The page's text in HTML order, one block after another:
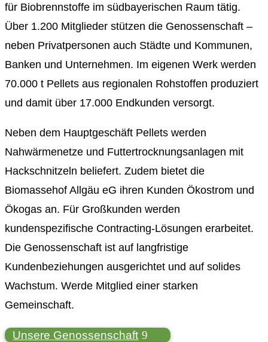
für Biobrennstoffe im südbayerischen Raum tätig.
Über 1.200 Mitglieder stützen die Genossenschaft –
neben Privatpersonen auch Städte und Kommunen,
Banken und Unternehmen. Im eigenen Werk werden
70.000 t Pellets aus regionalen Rohstoffen produziert
und damit über 17.000 Endkunden versorgt.
Neben dem Hauptgeschäft Pellets werden
Nahwärmenetze und Futtertrocknungsanlagen mit
Hackschnitzeln beliefert. Zudem bietet die
Biomassehof Allgäu eG ihren Kunden Ökostrom und
Ökogas an. Für Großkunden werden
kundenspezifische Contracting-Lösungen erarbeitet.
Die Genossenschaft ist auf langfristige
Kundenbeziehungen ausgerichtet und auf solides
Wachstum. Werde Mitglied einer starken
Gemeinschaft.
Unsere Genossenschaft